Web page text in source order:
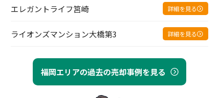
福岡エリアの過去の売却事例を見る
エレガントライフ筥崎 詳細を見る
ライオンズマンション大橋第3 詳細を見る